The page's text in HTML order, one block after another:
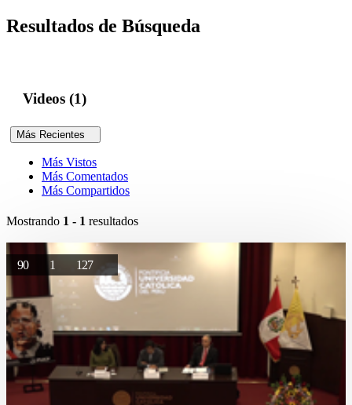
Resultados de Búsqueda
Videos (1)
Más Recientes
Más Vistos
Más Comentados
Más Compartidos
Mostrando 1 - 1 resultados
90 1 127